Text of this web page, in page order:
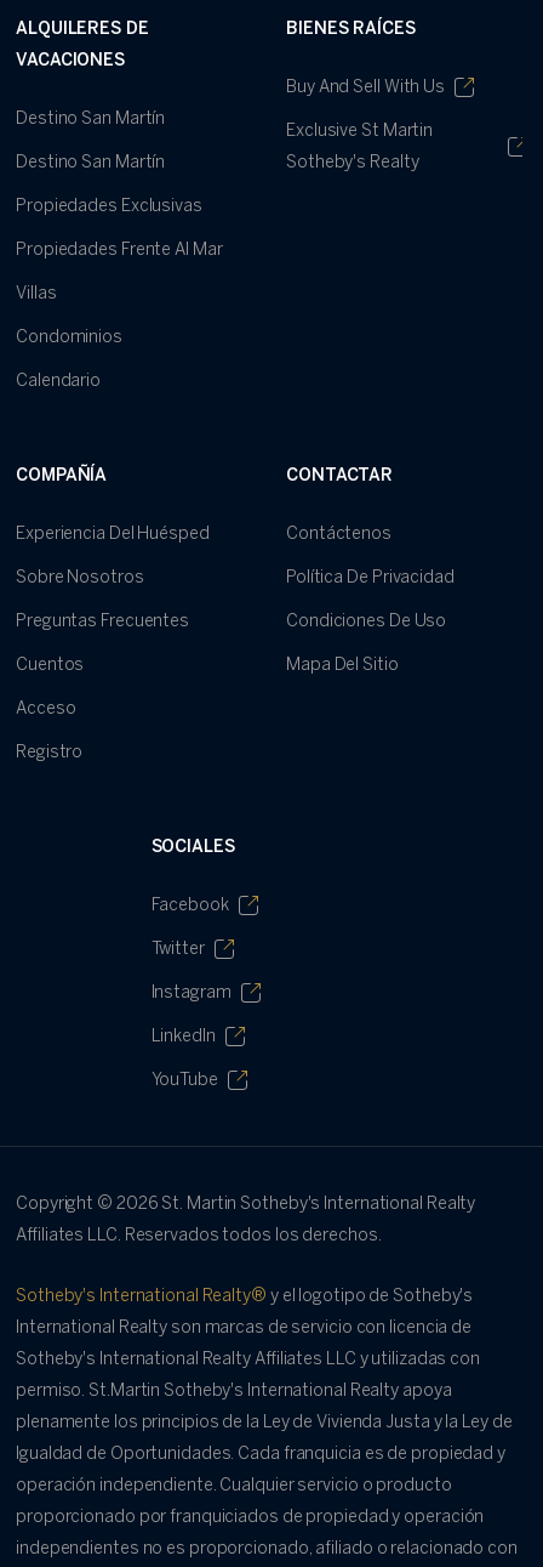
ALQUILERES DE
VACACIONES
Destino San Martín
Destino San Martín
Propiedades Exclusivas
Propiedades Frente Al Mar
Villas
Condominios
Calendario
BIENES RAÍCES
Buy And Sell With Us
Exclusive St Martin
Sotheby's Realty
COMPAÑÍA
Experiencia Del Huésped
Sobre Nosotros
Preguntas Frecuentes
Cuentos
Acceso
Registro
CONTACTAR
Contáctenos
Política De Privacidad
Condiciones De Uso
Mapa Del Sitio
SOCIALES
Facebook
Twitter
Instagram
LinkedIn
YouTube
Copyright © 2026 St. Martin Sotheby's International Realty
Affiliates LLC. Reservados todos los derechos.
Sotheby's International Realty® y el logotipo de Sotheby's
International Realty son marcas de servicio con licencia de
Sotheby's International Realty Affiliates LLC y utilizadas con
permiso. St.Martin Sotheby's International Realty apoya
plenamente los principios de la Ley de Vivienda Justa y la Ley de
Igualdad de Oportunidades. Cada franquicia es de propiedad y
operación independiente. Cualquier servicio o producto
proporcionado por franquiciados de propiedad y operación
independientes no es proporcionado, afiliado o relacionado con